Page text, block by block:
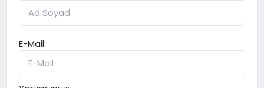
E-Mail: